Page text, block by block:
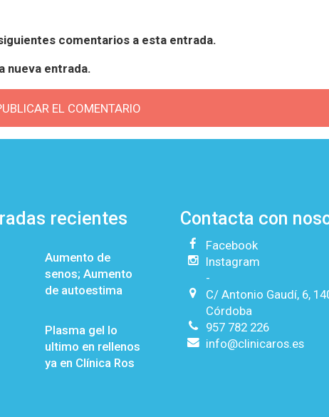
comentarios a esta entrada.
nueva entrada.
recientes
Aumento de
senos; Aumento
de autoestima
Plasma gel lo
ultimo en rellenos
ya en Clínica Ros
Contacta con
Facebook
Instagram
-
C/ Antonio Gaudí, 6,
Córdoba
957 782 226
info@clinicaros.es